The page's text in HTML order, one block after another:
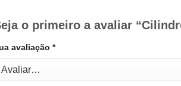
o primeiro a avaliar
avaliação *